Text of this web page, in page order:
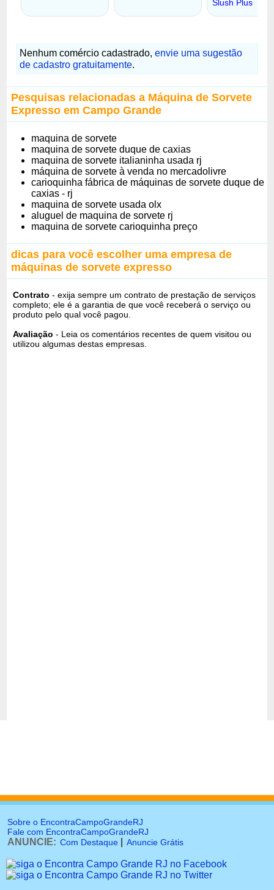
Nenhum comércio cadastrado,envie uma sugestão
de cadastro gratuitamente.
Pesquisas relacionadas a Máquina de Sorvete
Expresso em Campo Grande
maquina de sorvete
maquina de sorvete duque de caxias
maquina de sorvete italianinha usada rj
máquina de sorvete à venda no mercadolivre
carioquinha fábrica de máquinas de sorvete duque de
caxias - rj
maquina de sorvete usada olx
aluguel de maquina de sorvete rj
maquina de sorvete carioquinha preço
dicas para você escolher uma empresa de
máquinas de sorvete expresso
Contrato - exija sempre um contrato de prestação de serviços
completo; ele é a garantia de que você receberá o serviço ou
produto pelo qual você pagou.
Avaliação - Leia os comentários recentes de quem visitou ou
utilizou algumas destas empresas.
Sobre o EncontraCampoGrandeRJ
Fale com EncontraCampoGrandeRJ
ANUNCIE: Com Destaque Anuncie Grátis